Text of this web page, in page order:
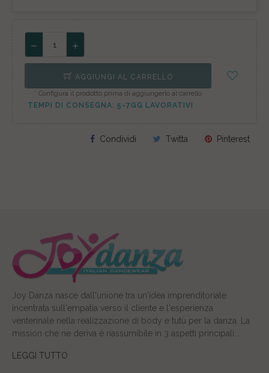
AGGIUNGI AL CARRELLO
* Configura il prodotto prima di aggiungerlo al carrello
TEMPI DI CONSEGNA: 5-7GG LAVORATIVI
Condividi Twitta Pinterest
Joy Danza nasce dall'unione tra un'idea imprenditoriale
incentrata sull'empatia verso il cliente e l'esperienza
ventennale nella realizzazione di body e tutù per la danza. La
mission che ne deriva è riassumibile in 3 aspetti principali...
LEGGI TUTTO